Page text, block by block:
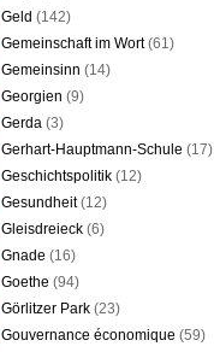
Geld (142)
Gemeinschaft im Wort(61)
Gemeinsinn (14)
Georgien (9)
Gerda (3)
Gerhart-Hauptmann-Schule (17)
Geschichtspolitik (12)
Gesundheit(12)
Gleisdreieck (6)
Gnade (16)
Goethe (94)
Görlitzer Park (23)
Gouvernance économique (59)